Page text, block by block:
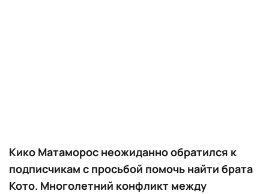
Кико Матаморос неожиданно обратился к
подписчикам с просьбой помочь найти брата
Кото. Многолетний конфликт между